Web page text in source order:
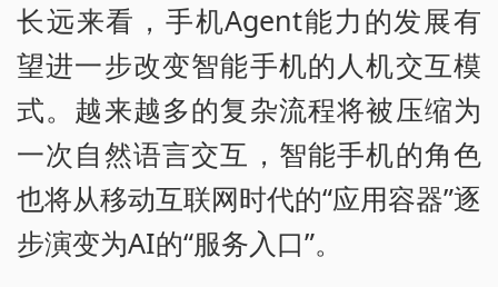
长远来看，手机Agent能力的发展有
望进一步改变智能手机的人机交互模
式。越来越多的复杂流程将被压缩为
一次自然语言交互，智能手机的角色
也将从移动互联网时代的“应用容器”逐
步演变为AI的“服务入口”。